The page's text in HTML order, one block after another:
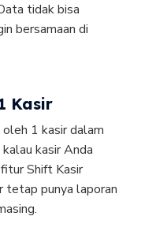
tidak bisa
bersamaan di
Kasir
1 kasir dalam
kasir Anda
Shift Kasir
tetap punya laporan